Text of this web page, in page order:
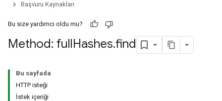
Başvuru Kaynakları
Bu size yardımcı oldu mu?
Method: fullHashes.find
Bu sayfada
HTTP isteği
İstek içeriği